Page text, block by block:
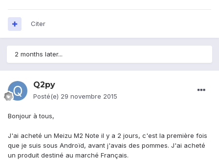
Citer
2 months later...
Q2py
Posté(e) 29 novembre 2015
Bonjour à tous,
J'ai acheté un Meizu M2 Note il y a 2 jours, c'est la première fois
que je suis sous Androïd, avant j'avais des pommes. J'ai acheté
un produit destiné au marché Français.